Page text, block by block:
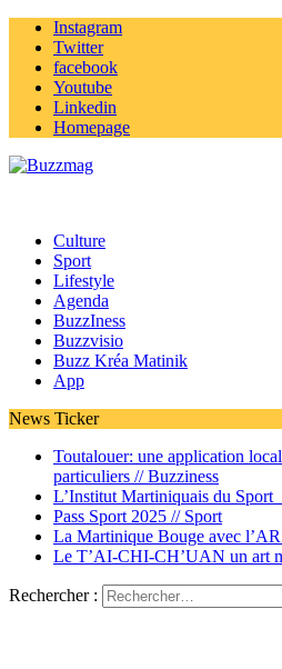
Instagram
Twitter
facebook
Youtube
Linkedin
Homepage
Culture
Sport
Lifestyle
Agenda
BuzzIness
Buzzvisio
Buzz Kréa Matinik
App
News Ticker
Toutalouer: une application
particuliers //Buzziness
L’Institut Martiniquais du Sport
Pass Sport 2025 // Sport
La Martinique Bouge avec
Le T’AI-CHI-CH’UAN un art
Rechercher :